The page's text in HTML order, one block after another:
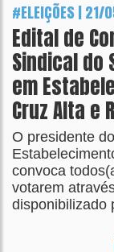
#ELEIÇÕES |
Edital de
Sindical do
em
Cruz Alta e
O presidente
convoca
votarem
disponibilizado